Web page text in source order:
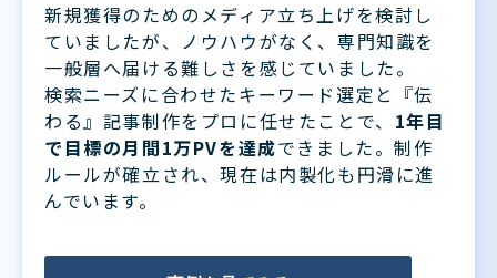
新規獲得のためのメディア立ち上げを検討し
ていましたが、ノウハウがなく、専門知識を
一般層へ届ける難しさを感じていました。
検索ニーズに合わせたキーワード選定と『伝
わる』記事制作をプロに任せたことで、 1年目
で目標の月間1万PVを達成できました。制作
ルールが確立され、現在は内製化も円滑に進
んでいます。